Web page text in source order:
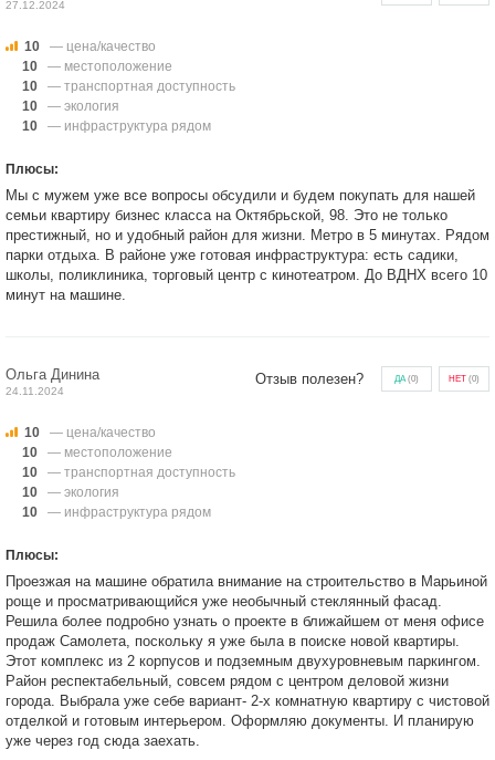
27.12.2024
10
— цена/качество
10
— местоположение
10
— транспортная доступность
10
— экология
10
— инфраструктура рядом
Плюсы:
Мы с мужем уже все вопросы обсудили и будем покупать для нашей
семьи квартиру бизнес класса на Октябрьской, 98. Это не только
престижный, но и удобный район для жизни. Метро в 5 минутах. Рядом
парки отдыха. В районе уже готовая инфраструктура: есть садики,
школы, поликлиника, торговый центр с кинотеатром. До ВДНХ всего 10
минут на машине.
Ольга Динина
24.11.2024
Отзыв полезен? ДА(0) НЕТ (0)
10
— цена/качество
10
— местоположение
10
— транспортная доступность
10
— экология
10
— инфраструктура рядом
Плюсы:
Проезжая на машине обратила внимание на строительство в Марьиной
роще и просматривающийся уже необычный стеклянный фасад.
Решила более подробно узнать о проекте в ближайшем от меня офисе
продаж Самолета, поскольку я уже была в поиске новой квартиры.
Этот комплекс из 2 корпусов и подземным двухуровневым паркингом.
Район респектабельный, совсем рядом с центром деловой жизни
города. Выбрала уже себе вариант- 2-х комнатную квартиру с чистовой
отделкой и готовым интерьером. Оформляю документы. И планирую
уже через год сюда заехать.